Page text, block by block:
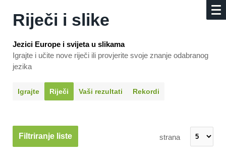
Riječi i slike
Jezici Europe i svijeta u slikama
Igrajte i učite nove riječi ili provjerite svoje znanje odabranog
jezika
Igrajte Riječi Vaši rezultati Rekordi
Filtriranje liste strana